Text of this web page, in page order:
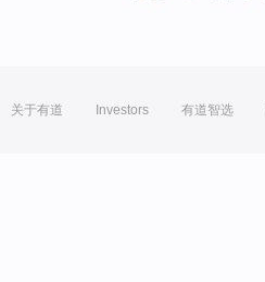
关于有道 Investors 有道智选